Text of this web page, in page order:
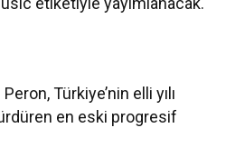
Türkiye’nin elli yılı
en eski progresif